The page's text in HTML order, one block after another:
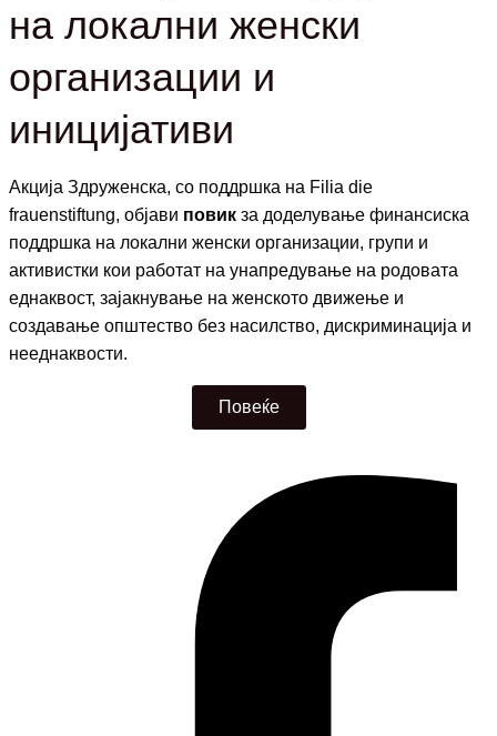
на локални женски
организации и
иницијативи
Акција Здруженска, со поддршка на Filia die
frauenstiftung, објави повик за доделување финансиска
поддршка на локални женски организации, групи и
активистки кои работат на унапредување на родовата
еднаквост, зајакнување на женското движење и
создавање општество без насилство, дискриминација и
нееднаквости.
Повеќе